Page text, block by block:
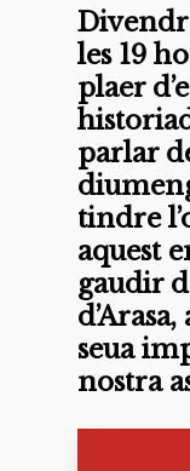
les 19
plaer
parlar
tindre
aquest
gaudir
seua
nostra